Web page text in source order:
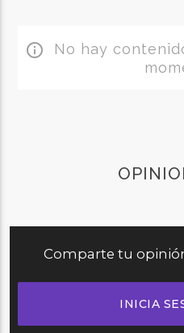
info_outline No hay
Comparte tu
INICIA